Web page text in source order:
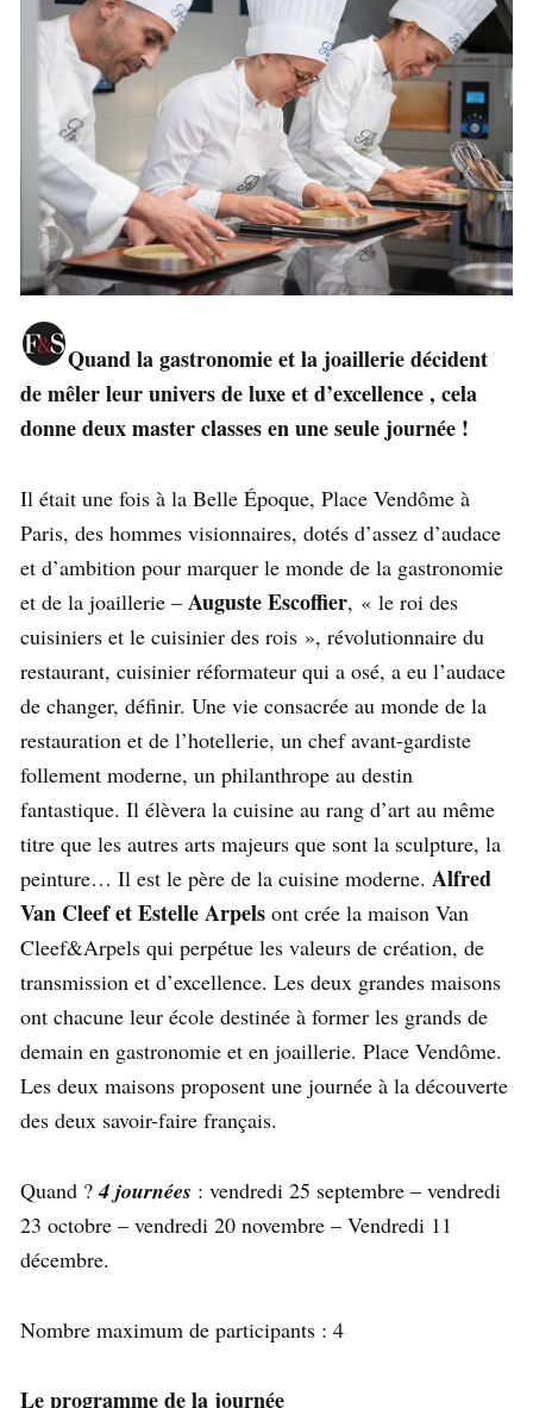
Quand la gastronomie et la joaillerie décident
de mêler leur univers de luxe et d’excellence , cela
donne deux master classes en une seule journée !
Il était une fois à la Belle Époque, Place Vendôme à
Paris, des hommes visionnaires, dotés d’assez d’audace
et d’ambition pour marquer le monde de la gastronomie
et de la joaillerie – Auguste Escoffier, « le roi des
cuisiniers et le cuisinier des rois », révolutionnaire du
restaurant, cuisinier réformateur qui a osé, a eu l’audace
de changer, définir. Une vie consacrée au monde de la
restauration et de l’hotellerie, un chef avant-gardiste
follement moderne, un philanthrope au destin
fantastique. Il élèvera la cuisine au rang d’art au même
titre que les autres arts majeurs que sont la sculpture, la
peinture… Il est le père de la cuisine moderne. Alfred
Van Cleef et Estelle Arpels ont crée la maison Van
Cleef&Arpels qui perpétue les valeurs de création, de
transmission et d’excellence. Les deux grandes maisons
ont chacune leur école destinée à former les grands de
demain en gastronomie et en joaillerie. Place Vendôme.
Les deux maisons proposent une journée à la découverte
des deux savoir-faire français.
Quand ?4 journées : vendredi 25 septembre – vendredi
23 octobre – vendredi 20 novembre – Vendredi 11
décembre.
Nombre maximum de participants : 4
Le programme de la journée